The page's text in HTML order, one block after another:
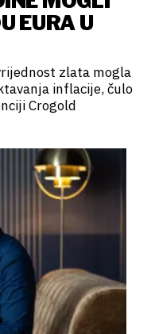
EURA U
zlata mogla
inflacije, čulo
Crogold